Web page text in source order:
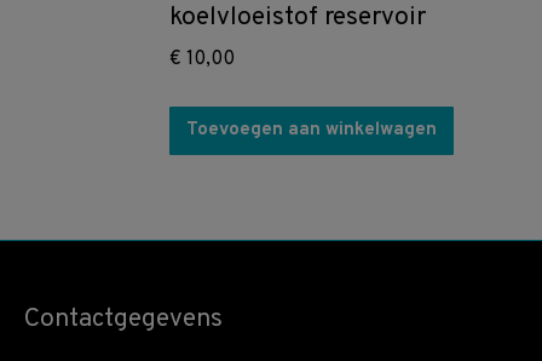
koelvloeistof reservoir
€ 10,00
Toevoegen aan winkelwagen
Contactgegevens